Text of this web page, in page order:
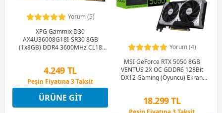
Yorum (5)
XPG Gammix D30
AX4U36008G18I-SR30 8GB
(1x8GB) DDR4 3600MHz CL18
4.249 TL
Peşin Fiyatına 3 Taksit
12 Ay x 500 TL taksitle
Peşin Fiyatına 3 Taksit
ÜRÜNE GIT
Yorum (4)
MSI GeForce RTX 5050 8GB
VENTUS 2X OC GDDR6 128Bit
DX12 Gaming (Oyuncu) Ekran
18.299 TL